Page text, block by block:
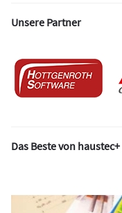
Unsere Partner
Das Beste von haustec+